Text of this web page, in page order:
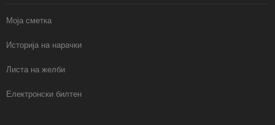
Моја сметка
Историја на нарачки
Листа на желби
Електронски билтен